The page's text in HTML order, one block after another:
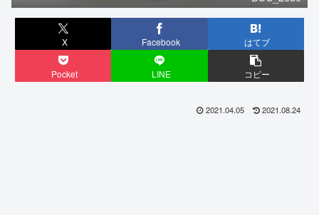
X Facebook はてブ
Pocket LINE コピー
2021.04.05 2021.08.24